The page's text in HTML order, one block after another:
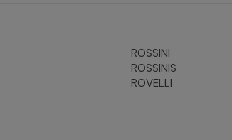
ROSSINI
ROSSINIS
ROVELLI